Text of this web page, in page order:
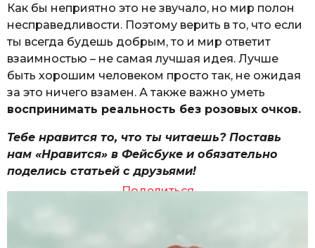
Как бы неприятно это не звучало, но мир полон
несправедливости. Поэтому верить в то, что если
ты всегда будешь добрым, то и мир ответит
взаимностью – не самая лучшая идея. Лучше
быть хорошим человеком просто так, не ожидая
за это ничего взамен. А также важно уметь
воспринимать реальность без розовых очков.
Тебе нравится то, что ты читаешь? Поставь
нам «Нравится» в Фейсбуке и обязательно
поделись статьей с друзьями!
Поделиться